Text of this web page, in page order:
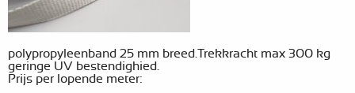
polypropyleenband 25 mm breed.Trekkracht max 300 kg
geringe UV bestendighied.
Prijs per lopende meter: